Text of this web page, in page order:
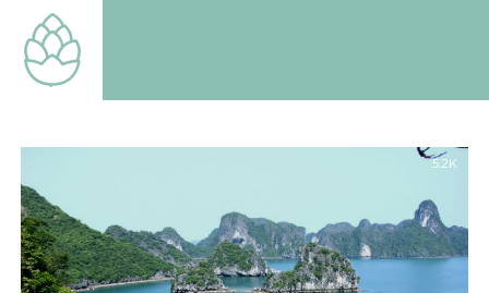
TOUT
SAVOIR
LE
5.2K